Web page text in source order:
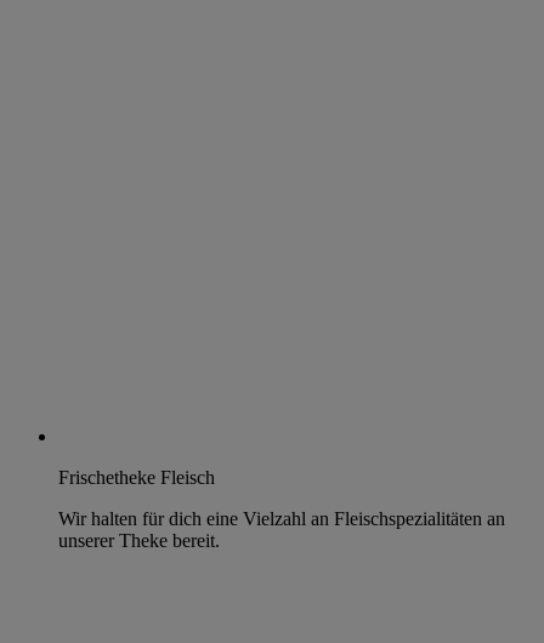
Frischetheke Fleisch
Wir halten für dich eine Vielzahl an Fleischspezialitäten an
unserer Theke bereit.